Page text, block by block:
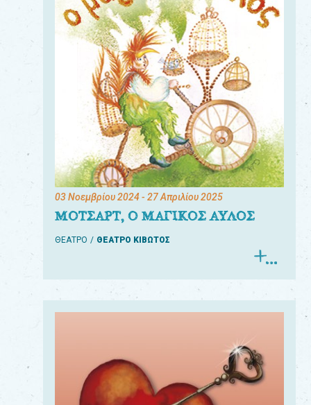
03 Νοεμβρίου 2024- 27 Απριλίου 2025
ΜΟΤΣΑΡΤ, Ο ΜΑΓΙΚΟΣ ΑΥΛΟΣ
ΘΕΑΤΡΟ ΘΕΑΤΡΟ ΚΙΒΩΤΟΣ